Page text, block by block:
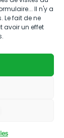
Il n'y a
Le fait de ne
avoir un effet